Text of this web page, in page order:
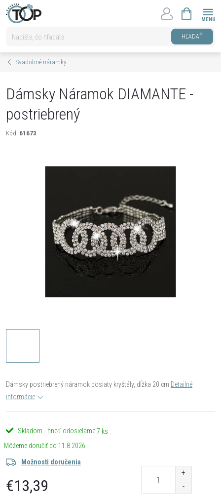
Prejsť
na
HĽADAŤ
KOŠÍK
Svadobné náramky
Dámsky Náramok DIAMANTE -
postriebrený
Kód: 61673
Dámsky postriebrený náramok posiaty kryštály, dĺžka 20 cm Detailné
informácie
Skladom - hneď odosielame7 ks
11.8.2026
Možnosti doručenia
€13,39